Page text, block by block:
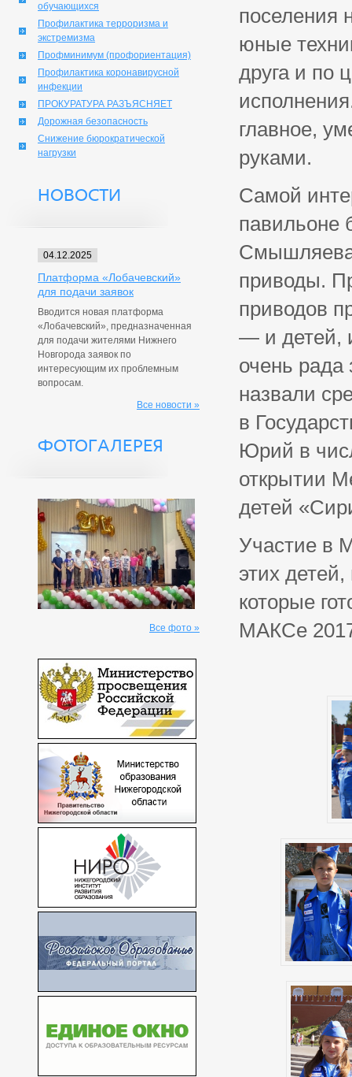
обучающихся
Профилактика терроризма и
экстремизма
Профминимум (профориентация)
Профилактика коронавирусной
инфекции
ПРОКУРАТУРА РАЗЪЯСНЯЕТ
Дорожная безопасность
Снижение бюрократической
нагрузки
НОВОСТИ
04.12.2025
Платформа «Лобачевский»
для подачи заявок
Вводится новая платформа
«Лобачевский», предназначенная
для подачи жителями Нижнего
Новгорода заявок по
интересующим их проблемным
вопросам.
Все новости »
ФОТОГАЛЕРЕЯ
Все фото »
поселения
юные
друга и по
главное,
руками.
Самой
павильоне
приводы.
приводов
— и детей,
очень рада
назвали
в
Юрий в
открытии
детей
Участие в
этих
которые
МАКСе